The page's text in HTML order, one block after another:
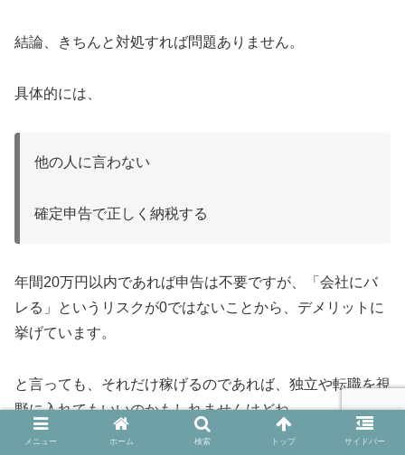
結論、きちんと対処すれば問題ありません。
具体的には、
他の人に言わない
確定申告で正しく納税する
年間20万円以内であれば申告は不要ですが、「会社にバ
レる」というリスクが0ではないことから、デメリットに
挙げています。
と言っても、それだけ稼げるのであれば、独立や転職を視
野に入れてもいいのかもしれませんけどね。
メニュー ホーム 検索 トップ サイドバー